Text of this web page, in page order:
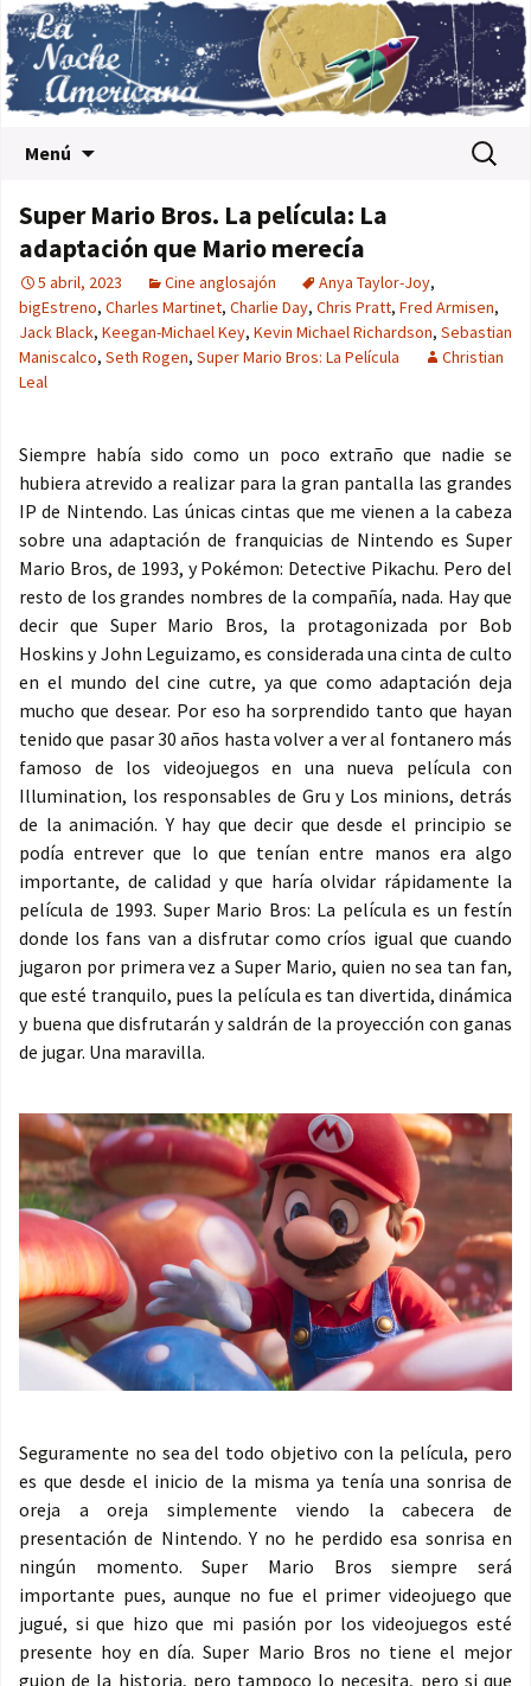
Menú Buscar:
Super Mario Bros. La película: La
adaptación que Mario merecía
5 abril, 2023 Cine anglosajón Anya Taylor-Joy,
bigEstreno, Charles Martinet, Charlie Day, Chris Pratt, Fred Armisen,
Jack Black, Keegan-Michael Key, Kevin Michael Richardson, Sebastian
Maniscalco, Seth Rogen, Super Mario Bros: La Película
Christian
Leal
Siempre había sido como un poco extraño que nadie se
hubiera atrevido a realizar para la gran pantalla las grandes
IP de Nintendo. Las únicas cintas que me vienen a la cabeza
sobre una adaptación de franquicias de Nintendo es Super
Mario Bros, de 1993, y Pokémon: Detective Pikachu. Pero del
resto de los grandes nombres de la compañía, nada. Hay que
decir que Super Mario Bros, la protagonizada por Bob
Hoskins y John Leguizamo, es considerada una cinta de culto
en el mundo del cine cutre, ya que como adaptación deja
mucho que desear. Por eso ha sorprendido tanto que hayan
tenido que pasar 30 años hasta volver a ver al fontanero más
famoso de los videojuegos en una nueva película con
Illumination, los responsables de Gru y Los minions, detrás
de la animación. Y hay que decir que desde el principio se
podía entrever que lo que tenían entre manos era algo
importante, de calidad y que haría olvidar rápidamente la
película de 1993. Super Mario Bros: La película es un festín
donde los fans van a disfrutar como críos igual que cuando
jugaron por primera vez a Super Mario, quien no sea tan fan,
que esté tranquilo, pues la película es tan divertida, dinámica
y buena que disfrutarán y saldrán de la proyección con ganas
de jugar. Una maravilla.
Seguramente no sea del todo objetivo con la película, pero
es que desde el inicio de la misma ya tenía una sonrisa de
oreja a oreja simplemente viendo la cabecera de
presentación de Nintendo. Y no he perdido esa sonrisa en
ningún momento. Super Mario Bros siempre será
importante pues, aunque no fue el primer videojuego que
jugué, si que hizo que mi pasión por los videojuegos esté
presente hoy en día. Super Mario Bros no tiene el mejor
guion de la historia, pero tampoco lo necesita, pero si que